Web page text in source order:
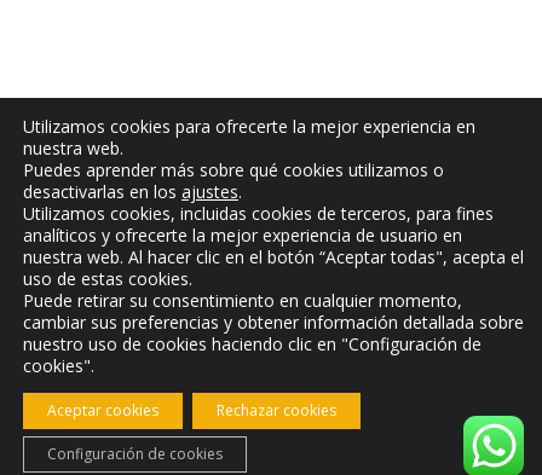
Fecha de llegada no válida.
Fecha de salida no válida.
TÉRMINOS Y CONDICIONES DE BM RURAL AVISO LEGAL
Utilizamos cookies para ofrecerte la mejor experiencia en
nuestra web.
Puedes aprender más sobre qué cookies utilizamos o
desactivarlas en los ajustes.
Utilizamos cookies, incluidas cookies de terceros, para fines
analíticos y ofrecerte la mejor experiencia de usuario en
nuestra web. Al hacer clic en el botón “Aceptar todas", acepta el
uso de estas cookies.
Puede retirar su consentimiento en cualquier momento,
cambiar sus preferencias y obtener información detallada sobre
nuestro uso de cookies haciendo clic en "Configuración de
cookies".
Aceptar cookies Rechazar cookies
Configuración de cookies